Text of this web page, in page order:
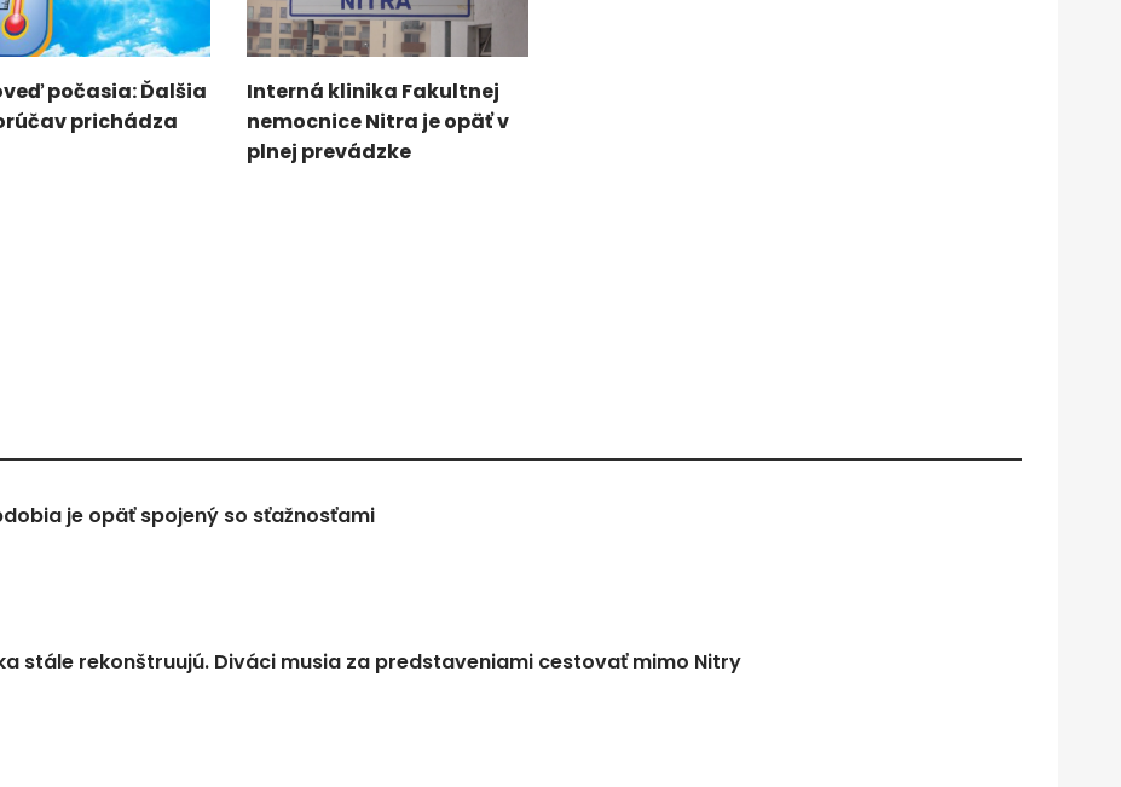
počasia: Ďalšia
prichádza
Interná klinika Fakultnej
nemocnice Nitra je opäť v
plnej prevádzke
je opäť spojený so sťažnosťami
stále rekonštruujú. Diváci musia za predstaveniami cestovať mimo Nitry